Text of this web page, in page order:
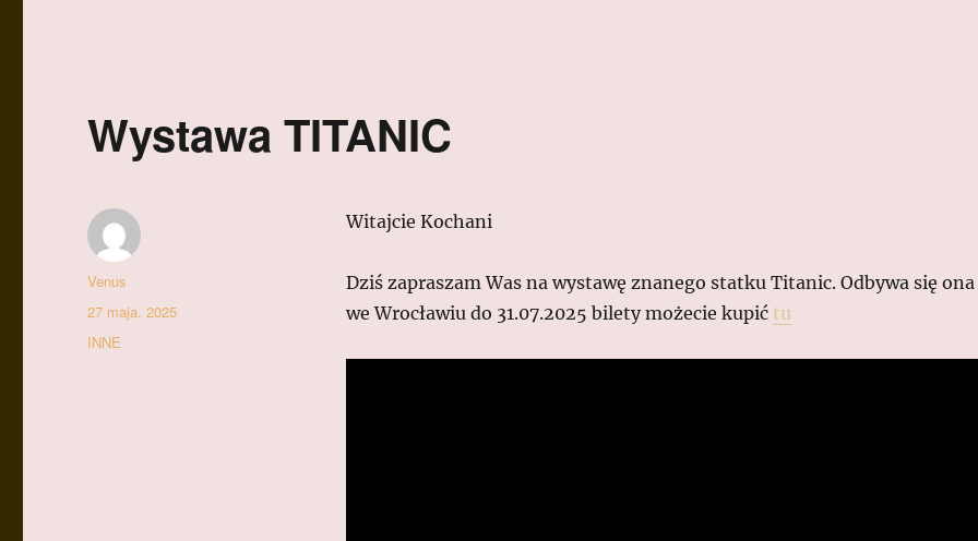
Wystawa TITANIC
Witajcie Kochani
Dziś zapraszam Was na wystawę znanego statku Titanic. Odbywa się ona
we Wrocławiu do 31.07.2025 bilety możecie kupić tu
Autor
Venus
Data
publikacji
27 maja, 2025
Kategorie
INNE